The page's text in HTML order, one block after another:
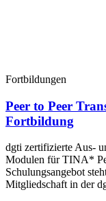
Fortbildungen
Peer to Peer
Fortbildung
dgti zertifizierte Aus-
Modulen für TINA*
Schulungsangebot
Mitgliedschaft in der